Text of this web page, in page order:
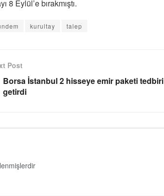
Eylül’e bırakmıştı.
kurultay talep
Post
Borsa İstanbul 2 hisseye emir paketi tedbiri
getirdi